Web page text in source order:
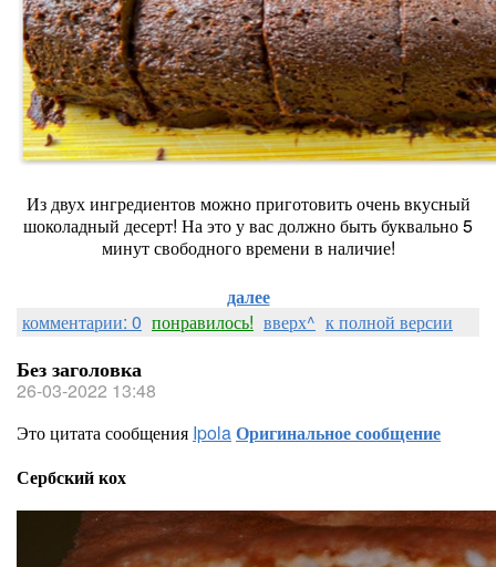
Из двух ингредиентов можно приготовить очень вкусный
шоколадный десерт! На это у вас должно быть буквально 5
минут свободного времени в наличие!
далее
комментарии: 0 понравилось! вверх^ к полной версии
Без заголовка
26-03-2022 13:48
Это цитата сообщения IpolaОригинальное сообщение
Сербский кох